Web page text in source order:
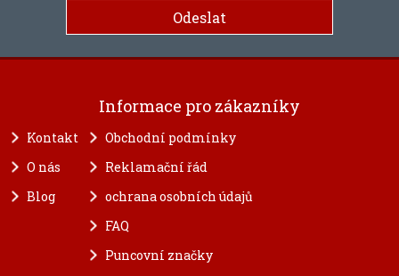
Informace pro zákazníky
Kontakt
O nás
Blog
Obchodní podmínky
Reklamační řád
ochrana osobních údajů
FAQ
Puncovní značky